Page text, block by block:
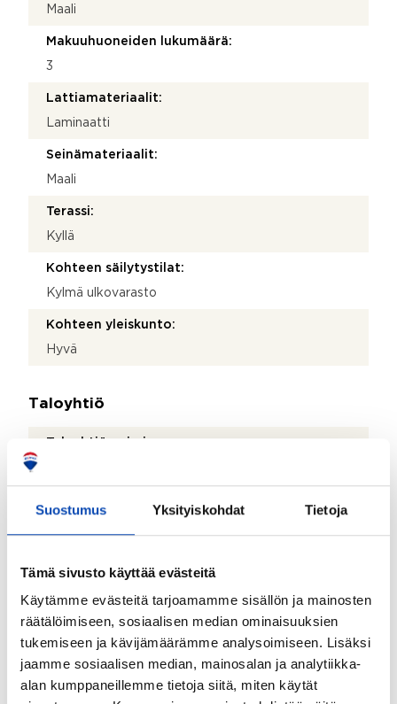
Suostumus Yksityiskohdat Tietoja
Tämä sivusto käyttää evästeitä
Käytämme evästeitä tarjoamamme sisällön ja mainosten
räätälöimiseen, sosiaalisen median ominaisuuksien
tukemiseen ja kävijämäärämme analysoimiseen. Lisäksi
jaamme sosiaalisen median, mainosalan ja analytiikka-
alan kumppaneillemme tietoja siitä, miten käytät
Maali
Makuuhuoneiden lukumäärä:
3
Lattiamateriaalit:
Laminaatti
Seinämateriaalit:
Maali
Terassi:
Kyllä
Kohteen säilytystilat:
Kylmä ulkovarasto
Kohteen yleiskunto:
Hyvä
Taloyhtiö
Taloyhtiön nimi:
Centralgatan 33-35
Taloyhtiön Y-tunnus:
Kiinteistönhoidosta vastaa:
Asukkaat
Isännöitsijän nimi:
Sähköposti: